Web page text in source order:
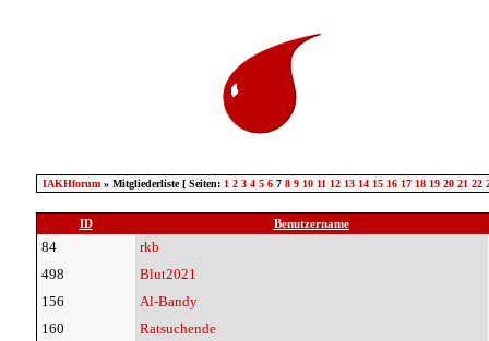
IAKHforum» Mitgliederliste [ Seiten: 1 2 3 4 5 67 8 9 10 11 12 13 14 15 16 17 18 19 20 21 22
ID Benutzername
84
rkb
498
Blut2021
156
Al-Bandy
160
Ratsuchende